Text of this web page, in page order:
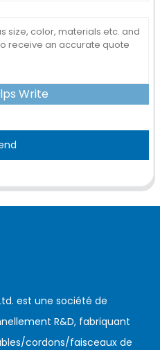
Write
est une société de
R&D, fabriquant
cordons/faisceaux de